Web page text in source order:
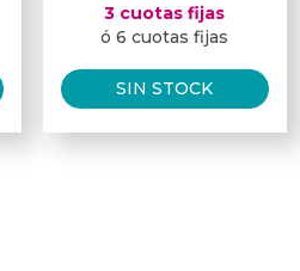
3 cuotas fijas
ó 6 cuotas fijas
SIN STOCK